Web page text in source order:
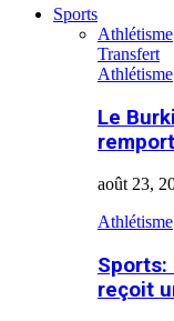
Sports
Athlétisme
Transfert
Athlétisme
Le
août 23,
Athlétisme
Sports:
reçoit